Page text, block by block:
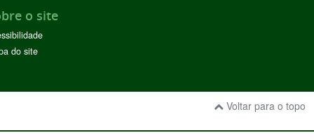
o site
do site
Voltar para o topo